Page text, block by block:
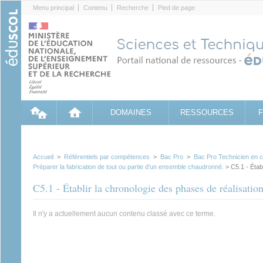
Menu principal Contenu Recherche Pied de page
DOMAINES RESSOURCES
Accueil > Référentiels par compétences > Bac Pro > Bac Pro Technicien en
Préparer la fabrication de tout ou partie d’un ensemble chaudronné. > C5.1 -
C5.1 - Établir la chronologie des phases de
Il n'y a actuellement aucun contenu classé avec ce terme.